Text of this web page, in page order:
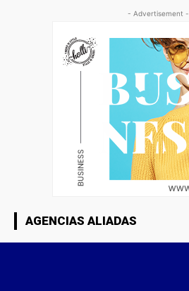
- Advertisement -
AGENCIAS ALIADAS